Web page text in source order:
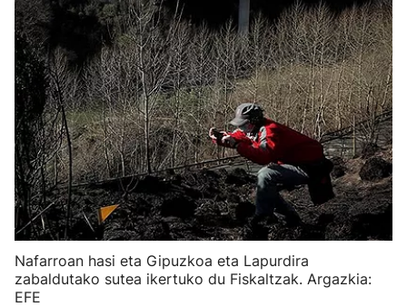
Nafarroan hasi eta Gipuzkoa eta Lapurdira
zabaldutako sutea ikertuko du Fiskaltzak. Argazkia:
EFE